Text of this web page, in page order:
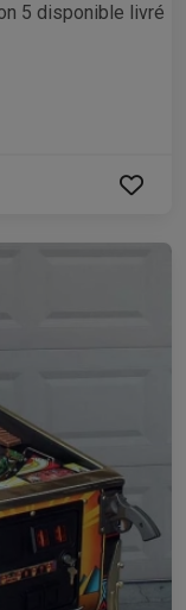
5 disponible livré